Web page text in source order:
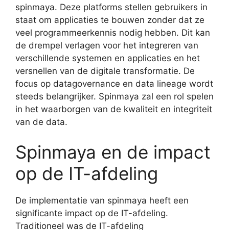
spinmaya. Deze platforms stellen gebruikers in
staat om applicaties te bouwen zonder dat ze
veel programmeerkennis nodig hebben. Dit kan
de drempel verlagen voor het integreren van
verschillende systemen en applicaties en het
versnellen van de digitale transformatie. De
focus op datagovernance en data lineage wordt
steeds belangrijker. Spinmaya zal een rol spelen
in het waarborgen van de kwaliteit en integriteit
van de data.
Spinmaya en de impact
op de IT-afdeling
De implementatie van spinmaya heeft een
significante impact op de IT-afdeling.
Traditioneel was de IT-afdeling